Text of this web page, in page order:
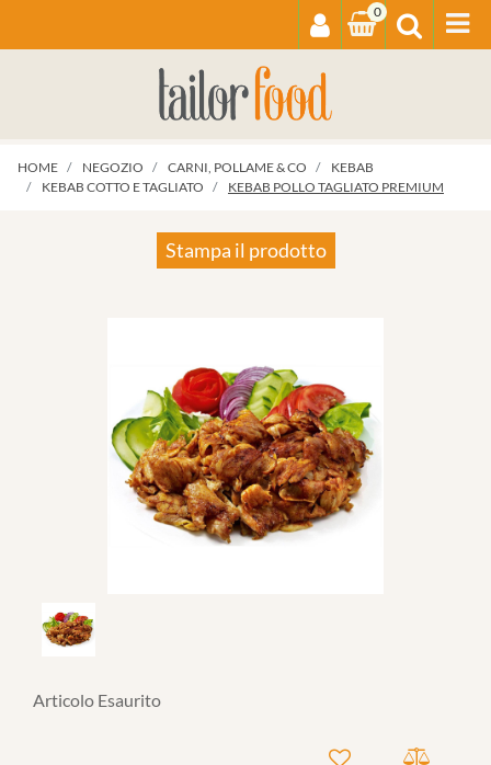
0
HOME NEGOZIO CARNI, POLLAME & CO
KEBAB
KEBAB COTTO E TAGLIATO
KEBAB POLLO TAGLIATO PREMIUM
Stampa il prodotto
Articolo Esaurito